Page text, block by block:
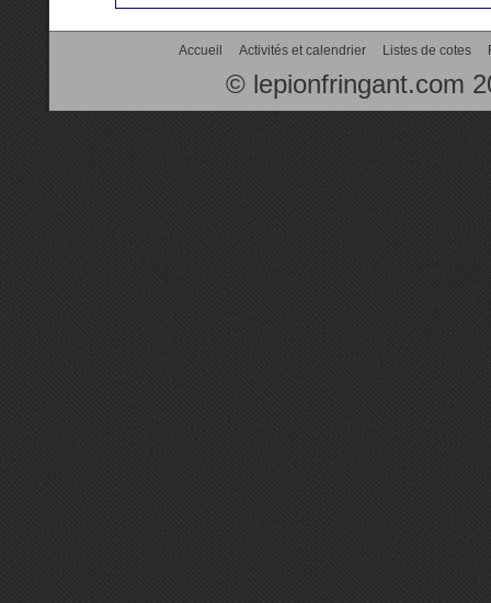
Accueil Activités et calendrier Listes de cotes
© lepionfringant.com